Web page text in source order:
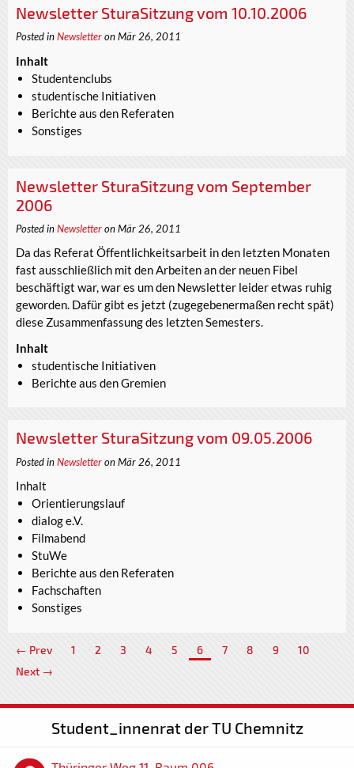
Newsletter SturaSitzung vom 10.10.2006
Posted inNewsletteron Mär 26, 2011
Inhalt
Studentenclubs
studentische Initiativen
Berichte aus den Referaten
Sonstiges
Newsletter SturaSitzung vom September
2006
Posted inNewsletteron Mär 26, 2011
Da das Referat Öffentlichkeitsarbeit in den letzten Monaten
fast ausschließlich mit den Arbeiten an der neuen Fibel
beschäftigt war, war es um den Newsletter leider etwas ruhig
geworden. Dafür gibt es jetzt (zugegebenermaßen recht spät)
diese Zusammenfassung des letzten Semesters.
Inhalt
studentische Initiativen
Berichte aus den Gremien
Newsletter SturaSitzung vom 09.05.2006
Posted inNewsletteron Mär 26, 2011
Inhalt
Orientierungslauf
dialog e.V.
Filmabend
StuWe
Berichte aus den Referaten
Fachschaften
Sonstiges
← Prev 1 2 3 4 5 6 7 8 9
10
Next →
Student_innenrat der TU Chemnitz